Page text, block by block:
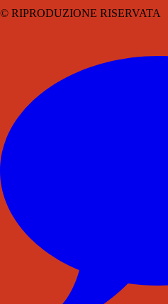
© RIPRODUZIONE RISERVATA